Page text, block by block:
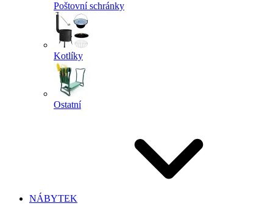
Poštovní schránky
Kotlíky
Ostatní
NÁBYTEK